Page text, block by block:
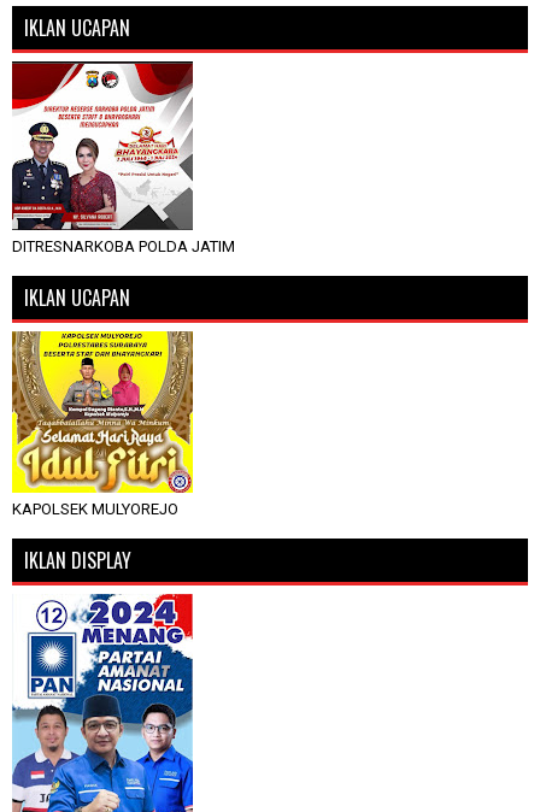
IKLAN UCAPAN
DITRESNARKOBA POLDA JATIM
IKLAN UCAPAN
KAPOLSEK MULYOREJO
IKLAN DISPLAY